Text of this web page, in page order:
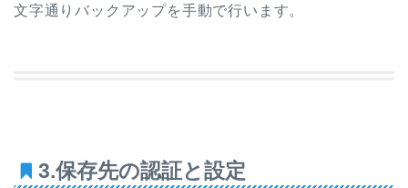
文字通りバックアップを手動で行います。
3.保存先の認証と設定